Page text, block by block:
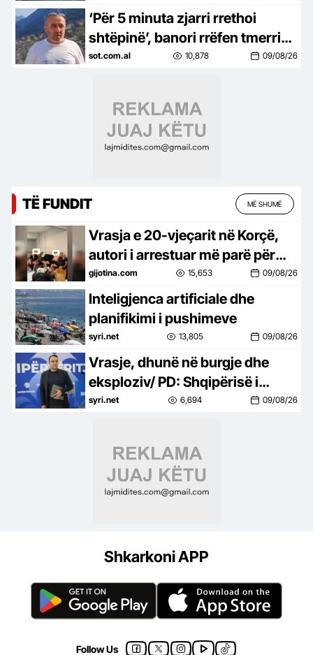
pas flakët
‘Për 5 minuta zjarri rrethoi
shtëpinë’, banori rrëfen tmerrin
në Krujë: Nëna nuk donte të
sot.com.al 10,878 09/08/26
TË FUNDIT MË SHUMË
Vrasja e 20-vjeçarit në Korçë,
autori i arrestuar më parë për
plagosje, foto me armë e
kanabis
gijotina.com 15,653 09/08/26
Inteligjenca artificiale dhe
planifikimi i pushimeve
syri.net 13,805 09/08/26
Vrasje, dhunë në burgje dhe
eksploziv/ PD: Shqipërisë i
mungon shteti, pas 13 vitesh
syri.net 6,694 09/08/26
Shkarkoni APP
Follow Us